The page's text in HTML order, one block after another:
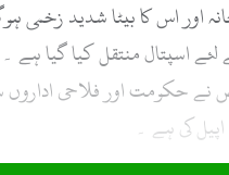
اور اس کا بیٹا شدید زخمی
اسپتال منتقل کیا گیا ہے ۔
نے حکومت اور فلاحی
کی ہے ۔